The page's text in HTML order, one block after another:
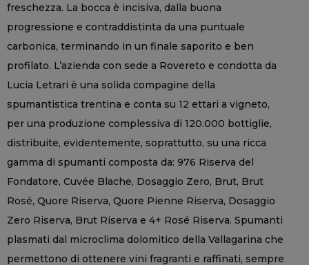
freschezza. La bocca è incisiva, dalla buona
progressione e contraddistinta da una puntuale
carbonica, terminando in un finale saporito e ben
profilato. L’azienda con sede a Rovereto e condotta da
Lucia Letrari è una solida compagine della
spumantistica trentina e conta su 12 ettari a vigneto,
per una produzione complessiva di 120.000 bottiglie,
distribuite, evidentemente, soprattutto, su una ricca
gamma di spumanti composta da: 976 Riserva del
Fondatore, Cuvée Blache, Dosaggio Zero, Brut, Brut
Rosé, Quore Riserva, Quore Pienne Riserva, Dosaggio
Zero Riserva, Brut Riserva e 4+ Rosé Riserva. Spumanti
plasmati dal microclima dolomitico della Vallagarina che
permettono di ottenere vini fragranti e raffinati, sempre